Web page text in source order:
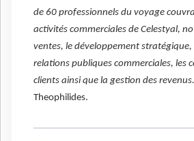
de 60 professionnels du voyage
activités commerciales de Celestyal,
ventes, le développement
relations publiques commerciales, les
clients ainsi que la gestion des revenus.
Theophilides.